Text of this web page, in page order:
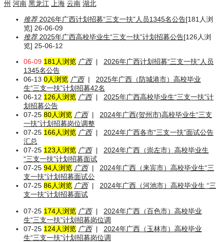
州 河南 黑龙江 上海 云南 湖北
推荐2026年广西计划招募“三支一扶”人员1345名公告[181人浏
览] 26-06-09
推荐2025年广西高校毕业生“三支一扶”计划招募公告[126人浏
览] 25-06-12
06-09 181人浏览 广西|
2026年广西计划招募“三支一扶”人员
1345名公告
06-13 0人浏览 广西|
2025年广西（防城港市）高校毕业
生“三支一扶”计划招募42名
06-12 126人浏览 广西|
2025年广西高校毕业生“三支一扶”计
划招募公告
07-25 80人浏览 广西|
2024年广西(贺州市)高校毕业生“三支
一扶”计划招募岗位调整
07-25 166人浏览 广西|
2024年广西各市“三支一扶”面试公告
汇总
07-25 123人浏览 广西|
2024年广西（崇左市）高校毕业生
“三支一扶”计划招募面试
07-25 94人浏览 广西|
2024年广西（来宾市）高校毕业生“三
支一扶”计划招募面试公
07-25 86人浏览 广西|
2024年广西（河池市）高校毕业生 “三
支一扶”计划招募面试
07-25 174人浏览 广西|
2024年广西（百色市）高校毕业
生“三支一扶”计划招募岗位调
07-25 124人浏览 广西|
2024年广西（玉林市）高校毕业
生“三支一扶”计划招募岗位调